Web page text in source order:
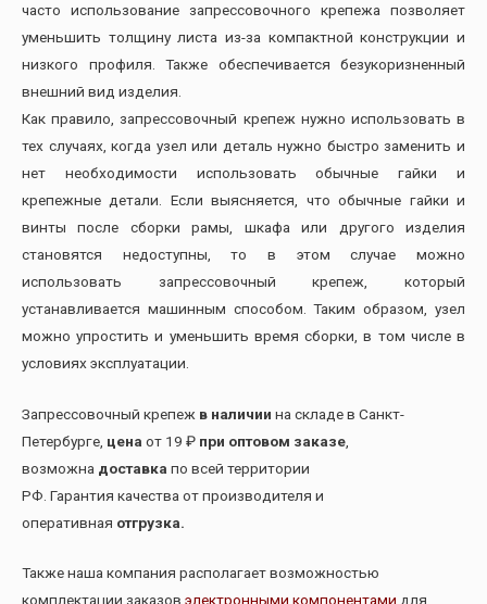
часто использование запрессовочного крепежа позволяет
уменьшить толщину листа из-за компактной конструкции и
низкого профиля. Также обеспечивается безукоризненный
внешний вид изделия.
Как правило, запрессовочный крепеж нужно использовать в
тех случаях, когда узел или деталь нужно быстро заменить и
нет необходимости использовать обычные гайки и
крепежные детали. Если выясняется, что обычные гайки и
винты после сборки рамы, шкафа или другого изделия
становятся недоступны, то в этом случае можно
использовать запрессовочный крепеж, который
устанавливается машинным способом. Таким образом, узел
можно упростить и уменьшить время сборки, в том числе в
условиях эксплуатации.
Запрессовочный крепеж в наличии на складе в Санкт-
Петербурге, цена от 19 ₽ при оптовом заказе
возможна доставка по всей территории
РФ. Гарантия качества от производителя и
оперативная отгрузка.
Также наша компания располагает возможностью
комплектации заказов электронными компонентами для